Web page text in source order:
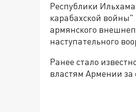
Республики
карабахской войны"
армянского
наступательного
Ранее стало
властям Армении за